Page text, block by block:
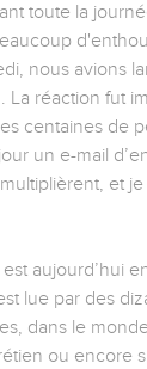
toute la
nous avions
La réaction fut
centaines de
un e-mail
et
aujourd’hui
lue par des
dans le
ou encore